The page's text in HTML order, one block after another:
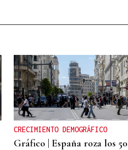
CRECIMIENTO DEMOGRÁFICO
Gráfico | España roza los 50